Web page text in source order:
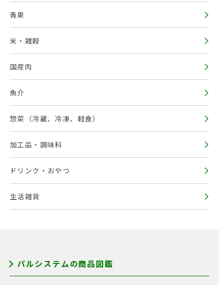
青果
米・雑穀
国産肉
魚介
惣菜（冷蔵、冷凍、軽食）
加工品・調味料
ドリンク・おやつ
生活雑貨
パルシステムの商品図鑑